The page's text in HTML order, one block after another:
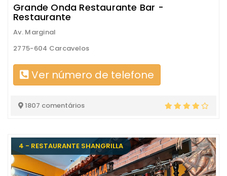
Grande Onda Restaurante Bar -
Restaurante
Av. Marginal
2775-604 Carcavelos
Ver número de telefone
1807 comentários
4 - RESTAURANTE SHANGRILLA